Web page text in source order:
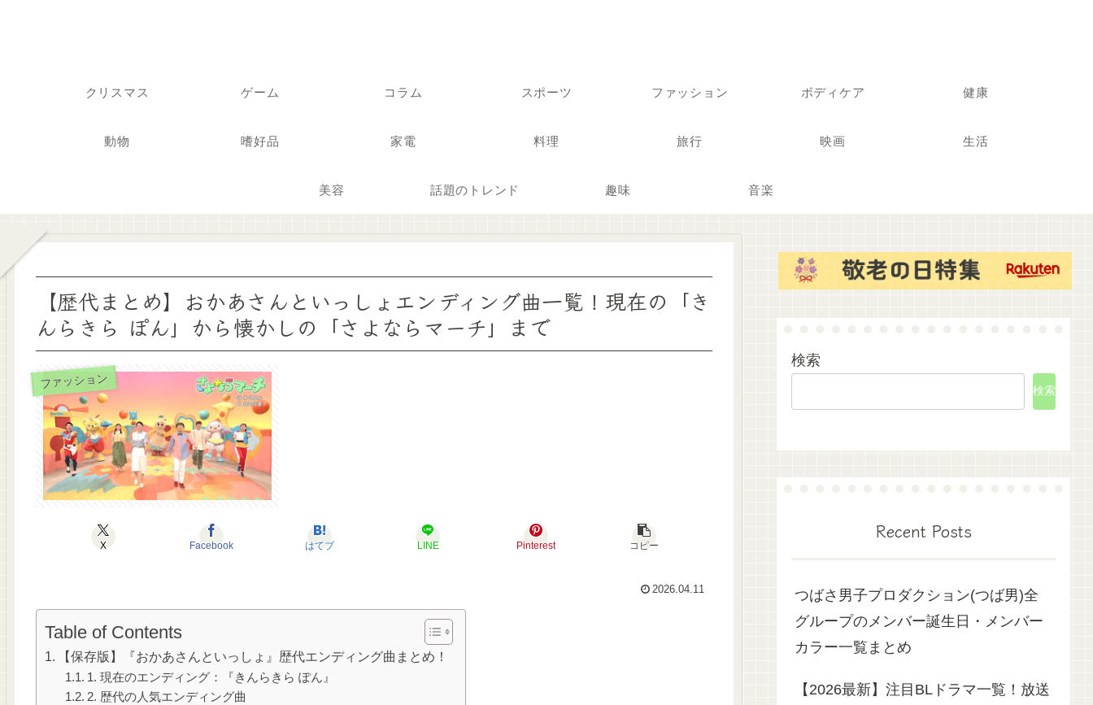
クリスマス ゲーム コラム スポーツ ファッション ボディケア 健康
動物 嗜好品 家電 料理 旅行 映画 生活
美容 話題のトレンド 趣味 音楽
【歴代まとめ】おかあさんといっしょエンディング曲一覧！現在の「き
んらきら ぽん」から懐かしの「さよならマーチ」まで
ファッション
X Facebook はてブ LINE Pinterest コピー
2026.04.11
Table of Contents
【保存版】『おかあさんといっしょ』歴代エンディング曲まとめ！
1. 現在のエンディング：『きんらきら ぽん』
2. 歴代の人気エンディング曲
検索
検索
Recent Posts
つばさ男子プロダクション(つば男)全
グループのメンバー誕生日・メンバー
カラー一覧まとめ
【2026最新】注目BLドラマ一覧！放送